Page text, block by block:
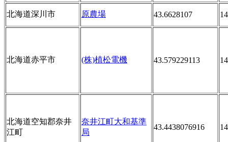
北海道深川市 原農場 43.6628107
北海道赤平市 (株)植松電機 43.579229113
北海道空知郡奈井
江町
奈井江町大和基準
局
43.4438076916